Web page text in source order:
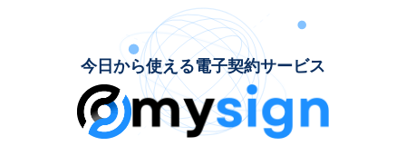
今日から使える電子契約サービス